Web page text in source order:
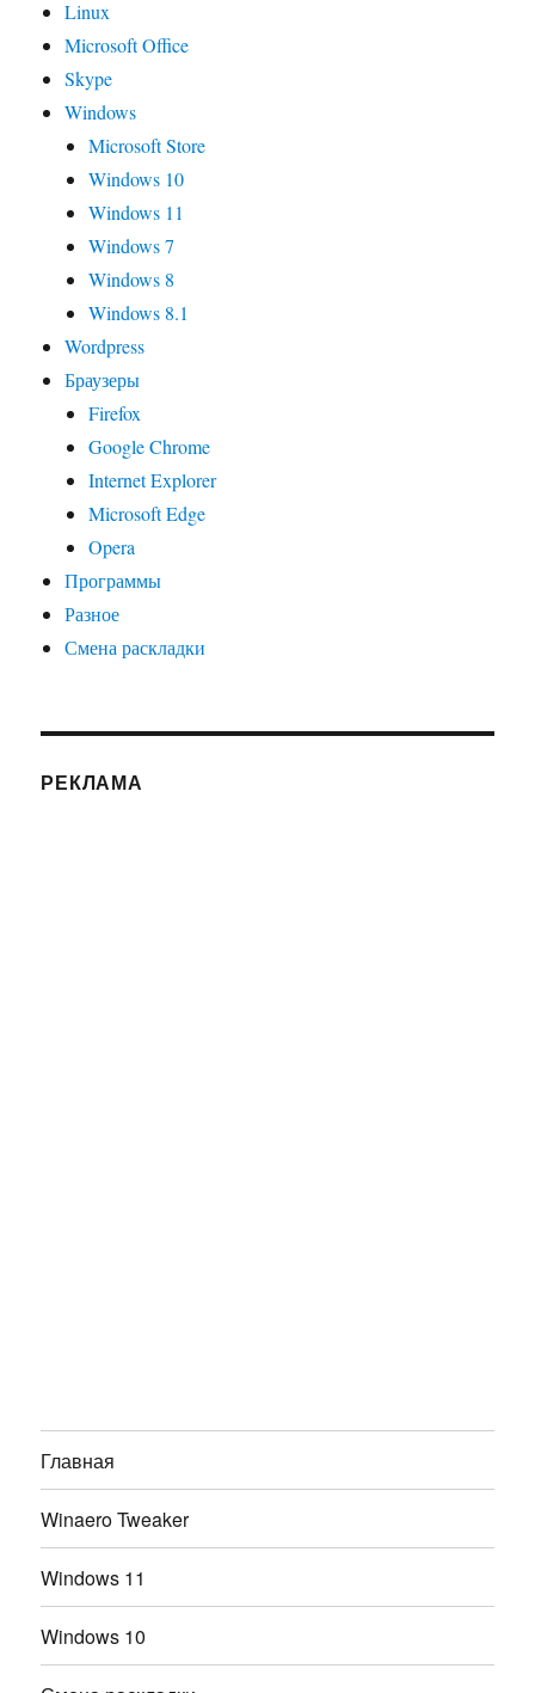
Linux
Microsoft Office
Skype
Windows
Microsoft Store
Windows 10
Windows 11
Windows 7
Windows 8
Windows 8.1
Wordpress
Браузеры
Firefox
Google Chrome
Internet Explorer
Microsoft Edge
Opera
Программы
Разное
Смена раскладки
РЕКЛАМА
Главная
Winaero Tweaker
Windows 11
Windows 10